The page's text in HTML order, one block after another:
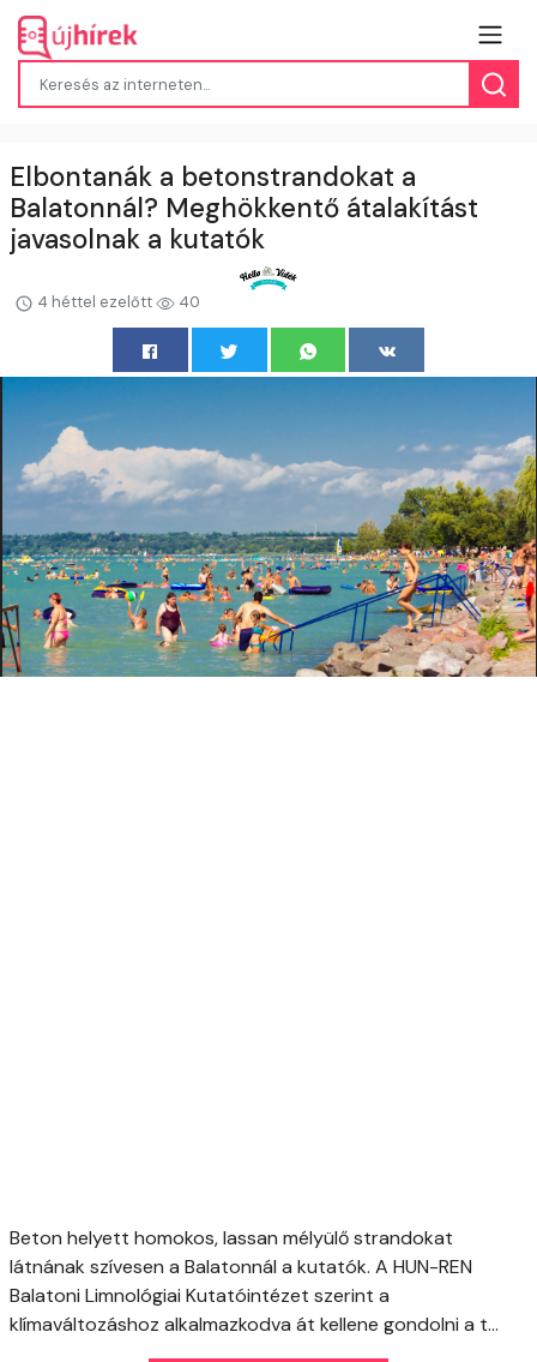
Elbontanák a betonstrandokat a
Balatonnál? Meghökkentő átalakítást
javasolnak a kutatók
4 héttel ezelőtt 40
Beton helyett homokos, lassan mélyülő strandokat
látnának szívesen a Balatonnál a kutatók. A HUN-REN
Balatoni Limnológiai Kutatóintézet szerint a
klímaváltozáshoz alkalmazkodva át kellene gondolni a t...